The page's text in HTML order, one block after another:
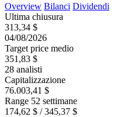
Overview Bilanci Dividendi
Ultima chiusura
313,34 $
04/08/2026
Target price medio
351,83 $
28 analisti
Capitalizzazione
76.003,41 $
Range 52 settimane
174,62 $ / 345,37 $